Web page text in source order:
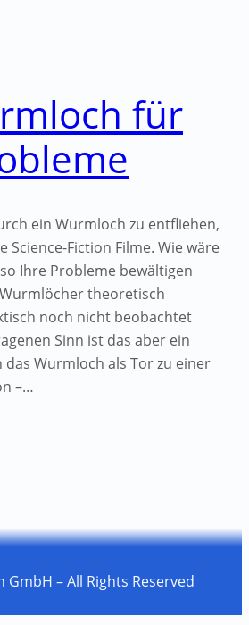
für
ein Wurmloch zu entfliehen,
Science-Fiction Filme. Wie wäre
Ihre Probleme bewältigen
theoretisch
noch nicht beobachtet
Sinn ist das aber ein
das Wurmloch als Tor zu einer
–…
GmbH – All Rights Reserved